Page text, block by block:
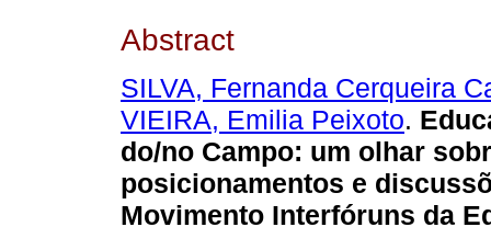
Abstract
SILVA, Fernanda Cerqueira
VIEIRA, Emilia Peixoto.
do/no Campo: um olhar
posicionamentos e
Movimento Interfóruns da